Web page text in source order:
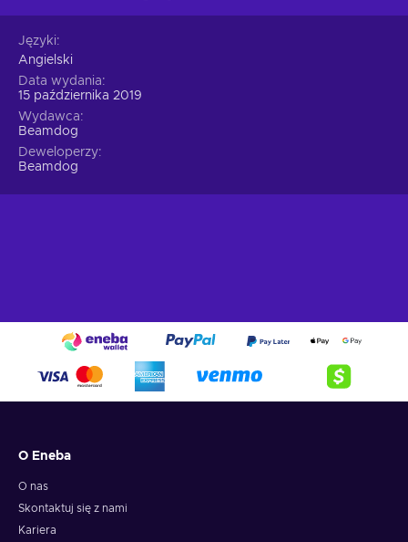
Języki
Angielski
Data wydania
15 października 2019
Wydawca
Beamdog
Deweloperzy
Beamdog
O Eneba
O nas
Skontaktuj się z nami
Kariera